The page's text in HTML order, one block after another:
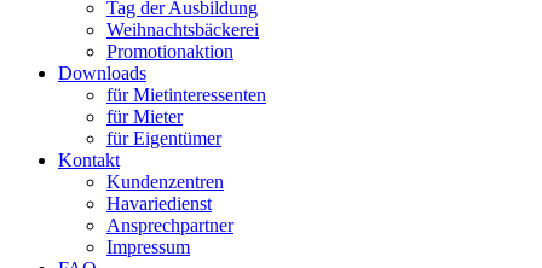
Tag der Ausbildung
Weihnachtsbäckerei
Promotionaktion
Downloads
für Mietinteressenten
für Mieter
für Eigentümer
Kontakt
Kundenzentren
Havariedienst
Ansprechpartner
Impressum